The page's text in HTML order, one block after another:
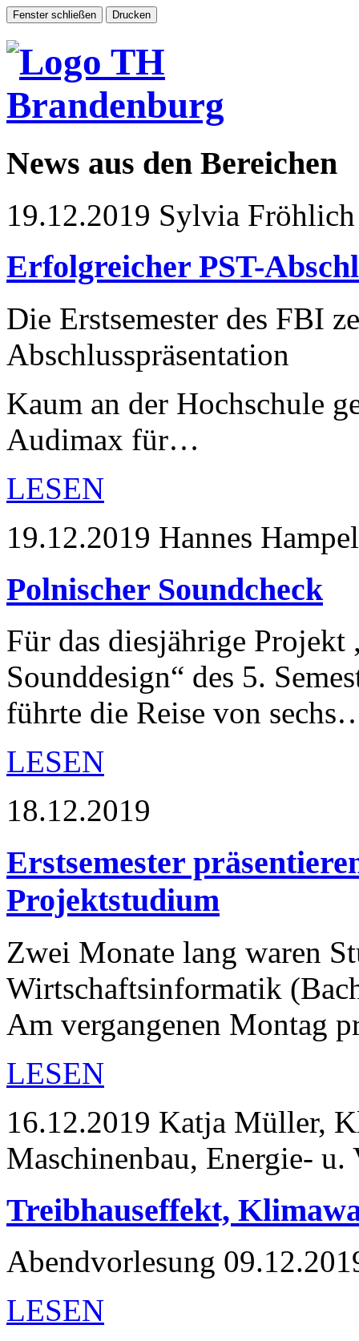
News aus den Bereichen
19.12.2019 Sylvia Fröhlich
Erfolgreicher PST-
Die Erstsemester des FBI
Abschlusspräsentation
Kaum an der Hochschule
Audimax für…
LESEN
19.12.2019 Hannes Hampel
Polnischer Soundcheck
Für das diesjährige Projekt
Sounddesign“ des 5.
führte die Reise von
LESEN
18.12.2019
Erstsemester
Projektstudium
Zwei Monate lang waren
Wirtschaftsinformatik
Am vergangenen Montag
LESEN
16.12.2019 Katja Müller,
Maschinenbau, Energie- u.
Treibhauseffekt,
Abendvorlesung
LESEN